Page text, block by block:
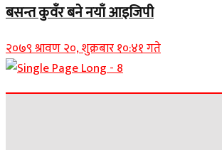
बसन्त कुवँर बने नयाँ आइजिपी
२०७९ श्रावण २०, शुक्रबार १०:४१ गते